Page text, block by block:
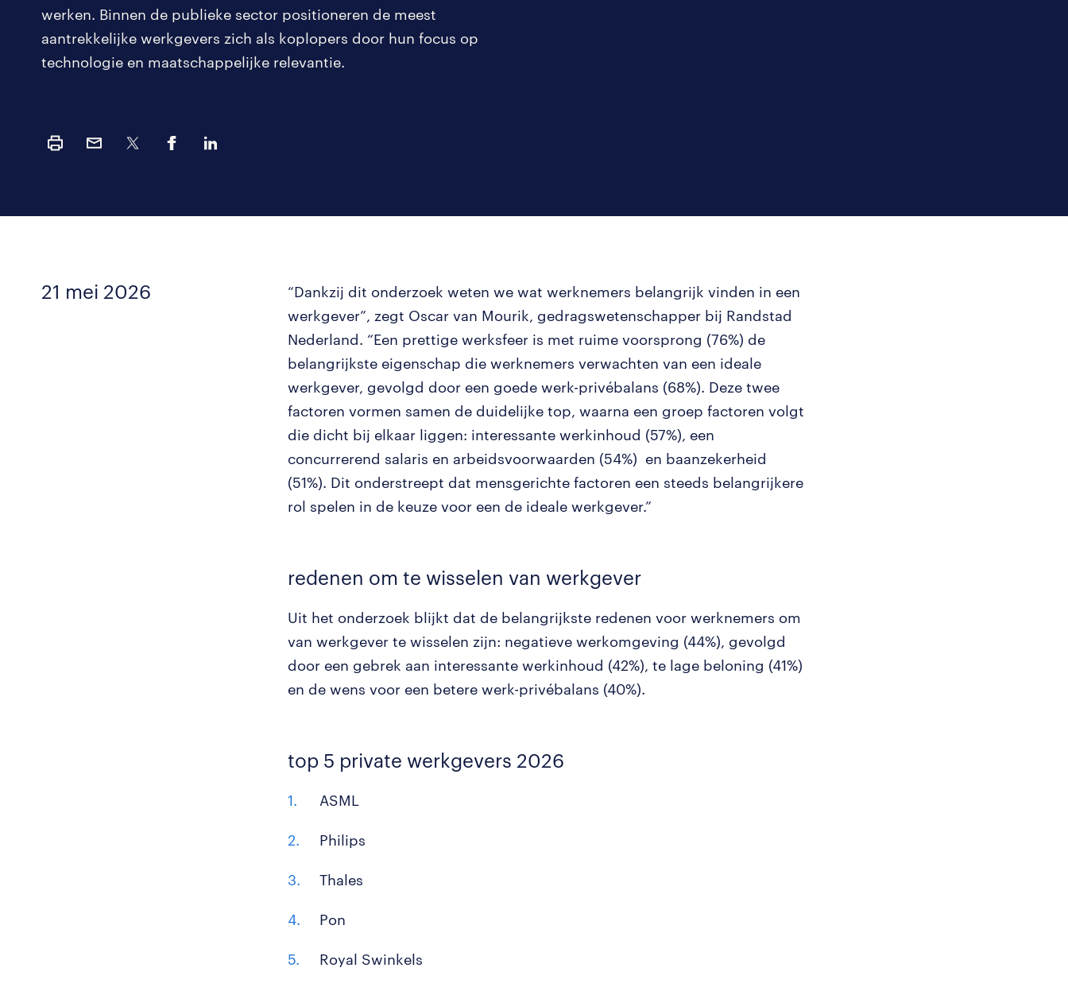
werken. Binnen de publieke sector positioneren de meest
aantrekkelijke werkgevers zich als koplopers door hun focus op
technologie en maatschappelijke relevantie.
21 mei 2026
“Dankzij dit onderzoek weten we wat werknemers belangrijk vinden in een
werkgever”, zegt Oscar van Mourik, gedragswetenschapper bij Randstad
Nederland. “Een prettige werksfeer is met ruime voorsprong (76%) de
belangrijkste eigenschap die werknemers verwachten van een ideale
werkgever, gevolgd door een goede werk-privébalans (68%). Deze twee
factoren vormen samen de duidelijke top, waarna een groep factoren volgt
die dicht bij elkaar liggen: interessante werkinhoud (57%), een
concurrerend salaris en arbeidsvoorwaarden (54%) en baanzekerheid
(51%). Dit onderstreept dat mensgerichte factoren een steeds belangrijkere
rol spelen in de keuze voor een de ideale werkgever.”
redenen om te wisselen van werkgever
Uit het onderzoek blijkt dat de belangrijkste redenen voor werknemers om
van werkgever te wisselen zijn: negatieve werkomgeving (44%), gevolgd
door een gebrek aan interessante werkinhoud (42%), te lage beloning (41%)
en de wens voor een betere werk-privébalans (40%).
top 5 private werkgevers 2026
ASML
Philips
Thales
Pon
Royal Swinkels